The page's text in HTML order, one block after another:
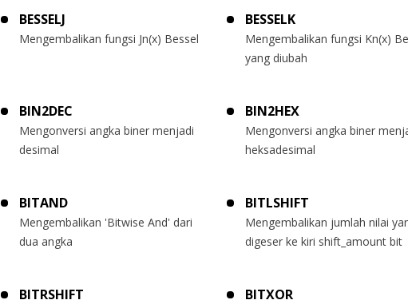
BESSELJ
Mengembalikan fungsi Jn(x) Bessel
BESSELK
Mengembalikan fungsi Kn(x)
yang diubah
BIN2DEC
Mengonversi angka biner menjadi
desimal
BIN2HEX
Mengonversi angka biner
heksadesimal
BITAND
Mengembalikan 'Bitwise And' dari
dua angka
BITLSHIFT
Mengembalikan jumlah nilai
digeser ke kiri shift_amount bit
BITRSHIFT BITXOR